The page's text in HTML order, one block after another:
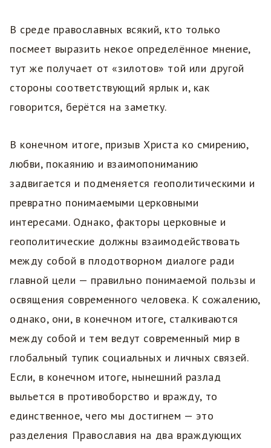
В среде православных всякий, кто только
посмеет выразить некое определённое мнение,
тут же получает от «зилотов» той или другой
стороны соответствующий ярлык и, как
говорится, берётся на заметку.
В конечном итоге, призыв Христа ко смирению,
любви, покаянию и взаимопониманию
задвигается и подменяется геополитическими и
превратно понимаемыми церковными
интересами. Однако, факторы церковные и
геополитические должны взаимодействовать
между собой в плодотворном диалоге ради
главной цели — правильно понимаемой пользы и
освящения современного человека. К сожалению,
однако, они, в конечном итоге, сталкиваются
между собой и тем ведут современный мир в
глобальный тупик социальных и личных связей.
Если, в конечном итоге, нынешний разлад
выльется в противоборство и вражду, то
единственное, чего мы достигнем — это
разделения Православия на два враждующих